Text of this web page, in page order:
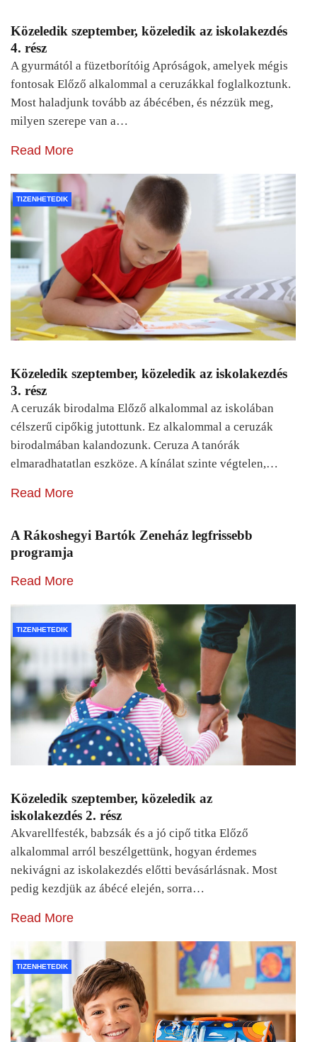
Közeledik szeptember, közeledik az iskolakezdés
4. rész
A gyurmától a füzetborítóig Apróságok, amelyek mégis
fontosak Előző alkalommal a ceruzákkal foglalkoztunk.
Most haladjunk tovább az ábécében, és nézzük meg,
milyen szerepe van a…
Read More
TIZENHETEDIK
Közeledik szeptember, közeledik az iskolakezdés
3. rész
A ceruzák birodalma Előző alkalommal az iskolában
célszerű cipőkig jutottunk. Ez alkalommal a ceruzák
birodalmában kalandozunk. Ceruza A tanórák
elmaradhatatlan eszköze. A kínálat szinte végtelen,…
Read More
A Rákoshegyi Bartók Zeneház legfrissebb
programja
Read More
TIZENHETEDIK
Közeledik szeptember, közeledik az
iskolakezdés 2. rész
Akvarellfesték, babzsák és a jó cipő titka Előző
alkalommal arról beszélgettünk, hogyan érdemes
nekivágni az iskolakezdés előtti bevásárlásnak. Most
pedig kezdjük az ábécé elején, sorra…
Read More
TIZENHETEDIK